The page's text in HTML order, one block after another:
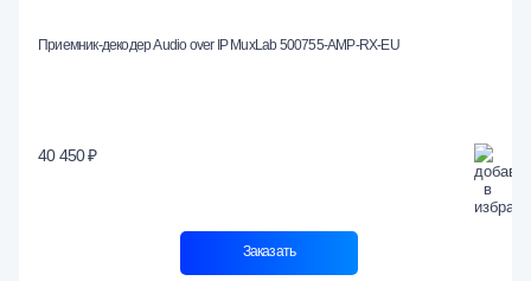
Приемник-декодер Audio over IP MuxLab 500755-AMP-RX-EU
40 450 ₽
Заказать